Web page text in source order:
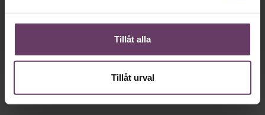
Tillåt alla
Tillåt urval
Dina uppgifter delas aldrig med tredje part.Läs vår
integritetspolicy här